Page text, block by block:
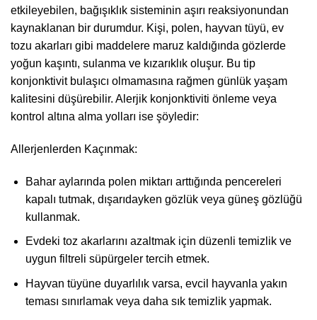
etkileyebilen, bağışıklık sisteminin aşırı reaksiyonundan
kaynaklanan bir durumdur. Kişi, polen, hayvan tüyü, ev
tozu akarları gibi maddelere maruz kaldığında gözlerde
yoğun kaşıntı, sulanma ve kızarıklık oluşur. Bu tip
konjonktivit bulaşıcı olmamasına rağmen günlük yaşam
kalitesini düşürebilir. Alerjik konjonktiviti önleme veya
kontrol altına alma yolları ise şöyledir:
Allerjenlerden Kaçınmak:
Bahar aylarında polen miktarı arttığında pencereleri
kapalı tutmak, dışarıdayken gözlük veya güneş gözlüğü
kullanmak.
Evdeki toz akarlarını azaltmak için düzenli temizlik ve
uygun filtreli süpürgeler tercih etmek.
Hayvan tüyüne duyarlılık varsa, evcil hayvanla yakın
teması sınırlamak veya daha sık temizlik yapmak.